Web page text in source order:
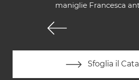
maniglie Francesca
Sfoglia il